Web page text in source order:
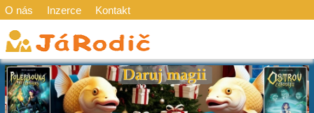
O nás Inzerce Kontakt